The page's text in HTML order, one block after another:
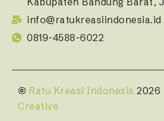
info@ratukreasiindonesia.id
0819-4588-6022
© Ratu Kreasi Indonesia 2026
Creative